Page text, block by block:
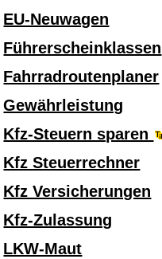
EU-Neuwagen
Führerscheinklassen
Fahrradroutenplaner
Gewährleistung
Kfz-Steuern sparen
Kfz Steuerrechner
Kfz Versicherungen
Kfz-Zulassung
LKW-Maut